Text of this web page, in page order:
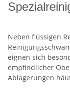
Neben flüssigen
eignen sich
empfindlicher
Ablagerungen